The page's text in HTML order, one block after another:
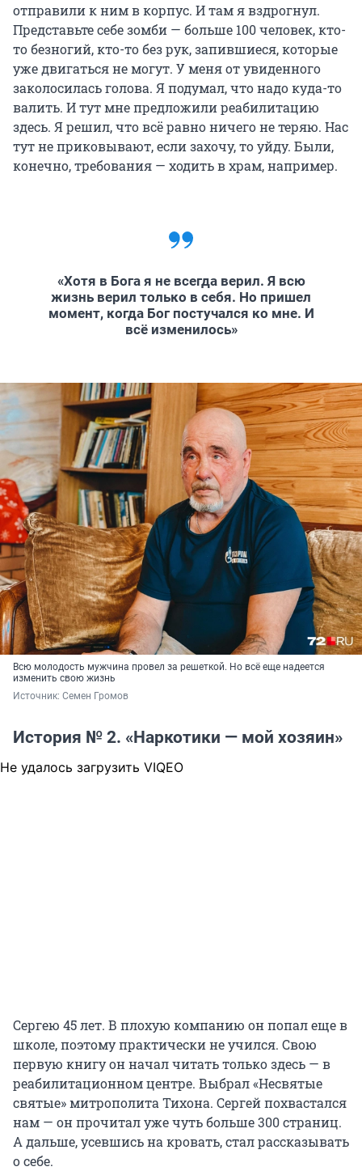
отправили к ним в корпус. И там я вздрогнул.
Представьте себе зомби — больше 100 человек, кто-
то безногий, кто-то без рук, запившиеся, которые
уже двигаться не могут. У меня от увиденного
заколосилась голова. Я подумал, что надо куда-то
валить. И тут мне предложили реабилитацию
здесь. Я решил, что всё равно ничего не теряю. Нас
тут не приковывают, если захочу, то уйду. Были,
конечно, требования — ходить в храм, например.
«Хотя в Бога я не всегда верил. Я всю
жизнь верил только в себя. Но пришел
момент, когда Бог постучался ко мне. И
всё изменилось»
Всю молодость мужчина провел за решеткой. Но всё еще надеется
изменить свою жизнь
Источник: Семен Громов
История № 2. «Наркотики — мой хозяин»
Не удалось загрузить VIQEO
Сергею 45 лет. В плохую компанию он попал еще в
школе, поэтому практически не учился. Свою
первую книгу он начал читать только здесь — в
реабилитационном центре. Выбрал «Несвятые
святые» митрополита Тихона. Сергей похвастался
нам — он прочитал уже чуть больше 300 страниц.
А дальше, усевшись на кровать, стал рассказывать
о себе.